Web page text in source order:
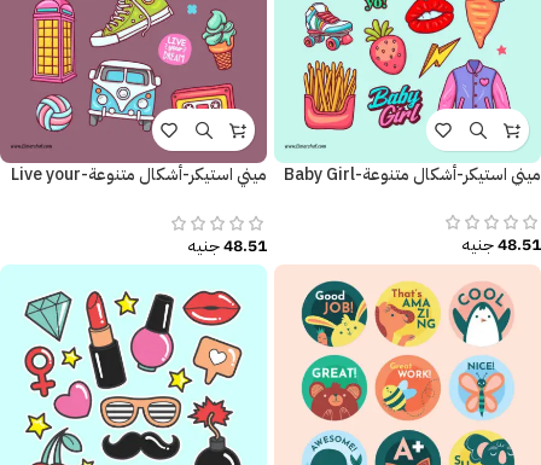
ميني استيكر-أشكال متنوعة-Baby Girl
48.51جنيه
ميني استيكر-أشكال متنوعة-Live your
48.51جنيه